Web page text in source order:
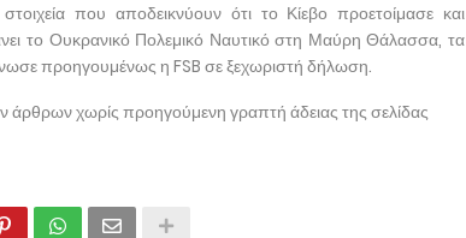
που αποδεικνύουν ότι το Κίεβο προετοίμασε και
το Ουκρανικό Πολεμικό Ναυτικό στη Μαύρη Θάλασσα, τα
προηγουμένως η FSB σε ξεχωριστή δήλωση.
άρθρων χωρίς προηγούμενη γραπτή άδειας της σελίδας